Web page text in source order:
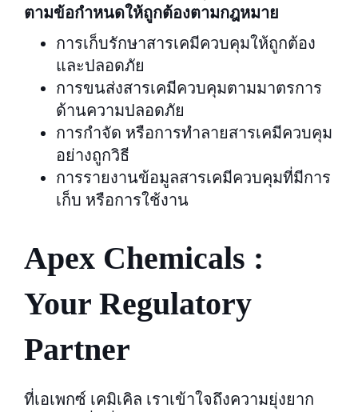
ตามข้อกำหนดให้ถูกต้องตามกฎหมาย
การเก็บรักษาสารเคมีควบคุมให้ถูกต้อง
และปลอดภัย
การขนส่งสารเคมีควบคุมตามมาตรการ
ด้านความปลอดภัย
การกำจัด หรือการทำลายสารเคมีควบคุม
อย่างถูกวิธี
การรายงานข้อมูลสารเคมีควบคุมที่มีการ
เก็บ หรือการใช้งาน
Apex Chemicals :
Your Regulatory
Partner
ที่เอเพกซ์ เคมิเคิล เราเข้าใจถึงความยุ่งยาก